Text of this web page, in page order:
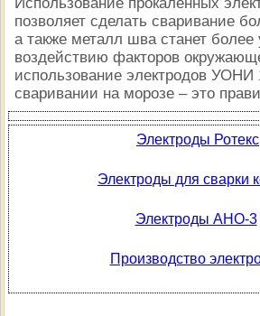
Использование прокаленных
позволяет сделать сваривание
а также металл шва станет
воздействию факторов
использование электродов УОНИ
сваривании на морозе – это
Электроды Ротекс
Электроды для сварки
Электроды АНО-3
Производство